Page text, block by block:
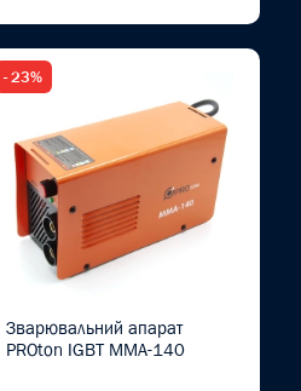
- 23%
Зварювальний апарат
PROton IGBT MMA-140